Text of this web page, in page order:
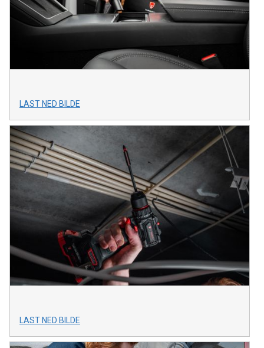
LAST NED BILDE
LAST NED BILDE